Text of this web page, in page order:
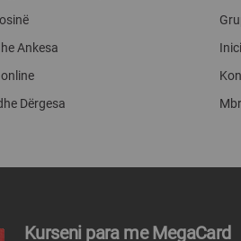
Ankesa
Dërgesa
Kurseni para me MegaCard